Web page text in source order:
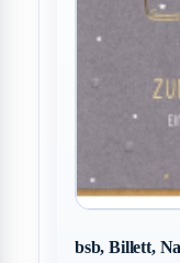
bsb, Billett,